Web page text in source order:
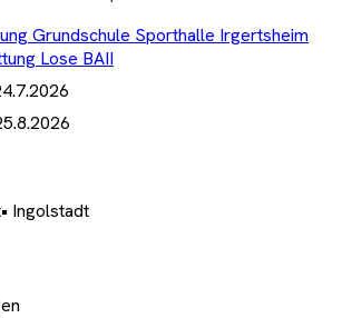
Grundschule Sporthalle Irgertsheim
Lose BAII
• Ingolstadt